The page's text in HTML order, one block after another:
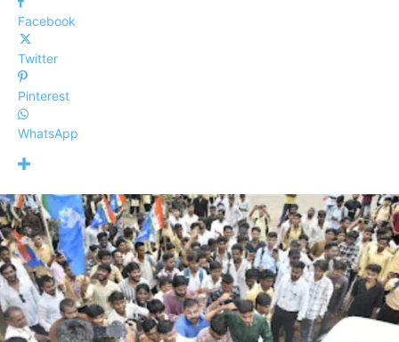
Facebook
Twitter
Pinterest
WhatsApp